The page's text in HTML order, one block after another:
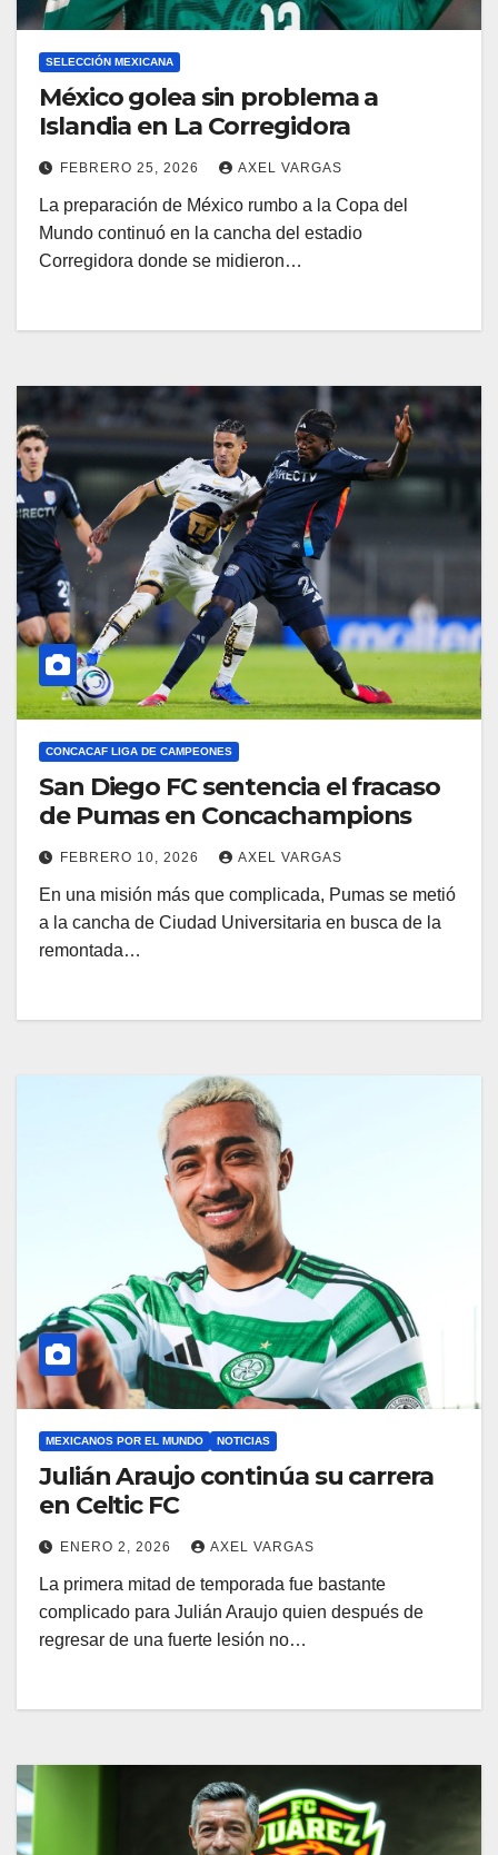
SELECCIÓN MEXICANA
México golea sin problema a
Islandia en La Corregidora
FEBRERO 25, 2026 AXEL VARGAS
La preparación de México rumbo a la Copa del
Mundo continuó en la cancha del estadio
Corregidora donde se midieron…
CONCACAF LIGA DE CAMPEONES
San Diego FC sentencia el fracaso
de Pumas en Concachampions
FEBRERO 10, 2026 AXEL VARGAS
En una misión más que complicada, Pumas se metió
a la cancha de Ciudad Universitaria en busca de la
remontada…
MEXICANOS POR EL MUNDO NOTICIAS
Julián Araujo continúa su carrera
en Celtic FC
ENERO 2, 2026 AXEL VARGAS
La primera mitad de temporada fue bastante
complicado para Julián Araujo quien después de
regresar de una fuerte lesión no…